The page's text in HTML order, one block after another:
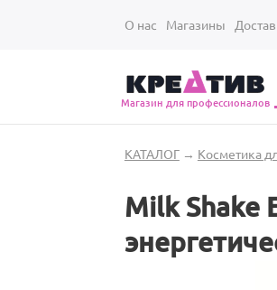
О нас Магазины
Магазин для профессионалов
Вы здесь
КАТАЛОГ→ Косметика
Milk Shake